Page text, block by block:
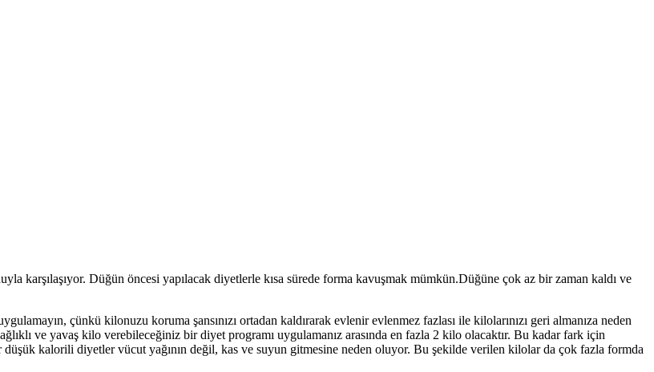
karşılaşıyor. Düğün öncesi yapılacak diyetlerle kısa sürede forma kavuşmak mümkün.Düğüne çok az bir zaman kaldı ve
çünkü kilonuzu koruma şansınızı ortadan kaldırarak evlenir evlenmez fazlası ile kilolarınızı geri almanıza neden
ve yavaş kilo verebileceğiniz bir diyet programı uygulamanız arasında en fazla 2 kilo olacaktır. Bu kadar fark için
düşük kalorili diyetler vücut yağının değil, kas ve suyun gitmesine neden oluyor. Bu şekilde verilen kilolar da çok fazla formda